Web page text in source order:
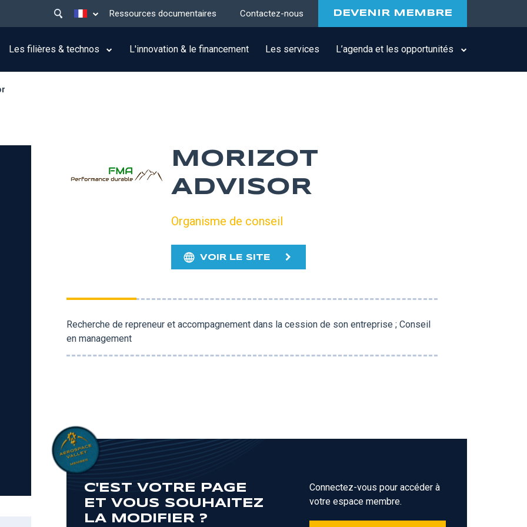
Lister les actions supplémentaires
menu
top
Ressources documentaires Contactez-nous DEVENIR MEMBRE
Les filières & technos L'innovation & le financement Les services L’agenda et les opportunités
MORIZOT
ADVISOR
Organisme de conseil
VOIR LE SITE
Recherche de repreneur et accompagnement dans la cession de son entreprise ; Conseil
en management
C'EST VOTRE PAGE
ET VOUS SOUHAITEZ
LA MODIFIER ?
Connectez-vous pour accéder à
votre espace membre.